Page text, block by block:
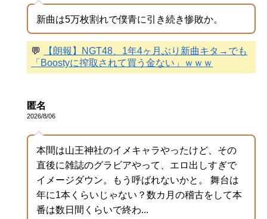
新曲は5万枚割れで僕青に引き続き惨敗か。
💬
【朗報】NGT48、1年4ヶ月ぶり新曲キタ→でも
「Boostyに搾取されて買う金ない」ｗｗｗ
匿名
2026/8/06
本間は山王神社のイメキャラやったけど、その
直後に雑誌のグラビアやって、エロ出しすぎで
イメージダウン。もう呼ばれないかと。 舞台は
年に1本くらいじゃない？数カ月の稽古をして本
番は数日間くらいで終わ...